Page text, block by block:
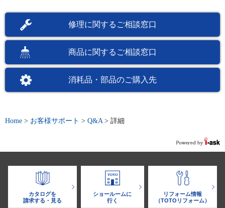
修理に関するご相談窓口
商品に関するご相談窓口
消耗品・部品のご購入先
Home > お客様サポート > Q&A > 詳細
カタログを
請求する・見る
ショールームに
行く
リフォーム情報
（TOTOリフォーム）